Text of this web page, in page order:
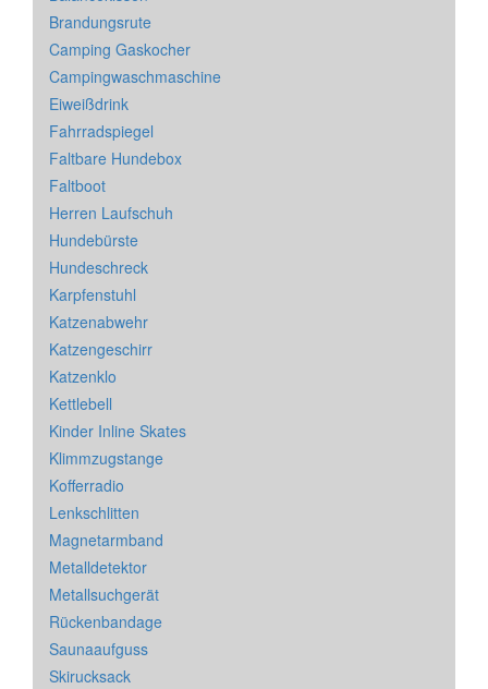
Brandungsrute
Camping Gaskocher
Campingwaschmaschine
Eiweißdrink
Fahrradspiegel
Faltbare Hundebox
Faltboot
Herren Laufschuh
Hundebürste
Hundeschreck
Karpfenstuhl
Katzenabwehr
Katzengeschirr
Katzenklo
Kettlebell
Kinder Inline Skates
Klimmzugstange
Kofferradio
Lenkschlitten
Magnetarmband
Metalldetektor
Metallsuchgerät
Rückenbandage
Saunaaufguss
Skirucksack